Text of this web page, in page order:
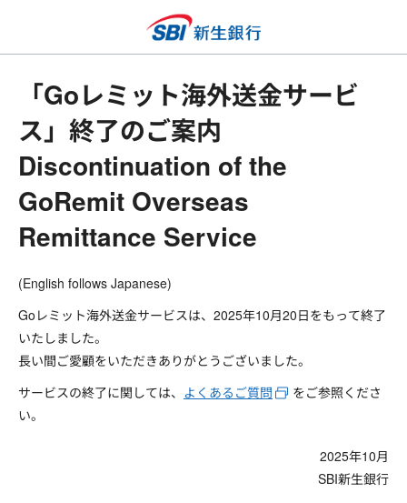
「Goレミット海外送金サービ
ス」終了のご案内
Discontinuation of the
GoRemit Overseas
Remittance Service
(English follows Japanese)
Goレミット海外送金サービスは、2025年10月20日をもって終了
いたしました。
長い間ご愛顧をいただきありがとうございました。
サービスの終了に関しては、 よくあるご質問
をご参照くださ
い。
2025年10月
SBI新生銀行